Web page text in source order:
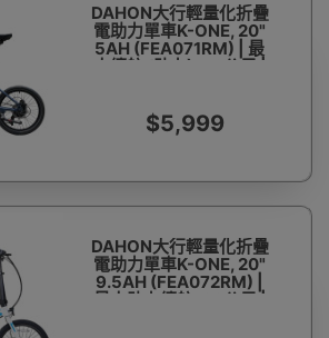
DAHON大行輕量化折疊
電助力單車K-ONE, 20"
5AH (FEA071RM) | 最
大續航 (助力): 50公里 |
$5,999
DAHON大行輕量化折疊
電助力單車K-ONE, 20"
9.5AH (FEA072RM) |
最大助力續航100公里 |